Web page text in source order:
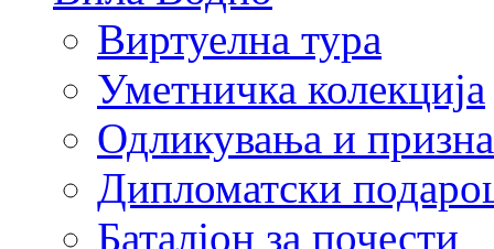
Виртуелна тура
Уметничка колекција
Одликувања и
Дипломатски
Баталјон за почести